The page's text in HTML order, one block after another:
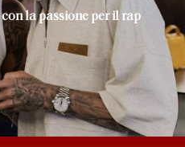
la passione per il rap